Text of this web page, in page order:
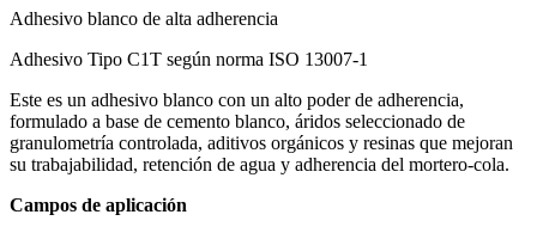
Adhesivo blanco de alta adherencia
Adhesivo Tipo C1T según norma ISO 13007-1
Este es un adhesivo blanco con un alto poder de adherencia,
formulado a base de cemento blanco, áridos seleccionado de
granulometría controlada, aditivos orgánicos y resinas que mejoran
su trabajabilidad, retención de agua y adherencia del mortero-cola.
Campos de aplicación